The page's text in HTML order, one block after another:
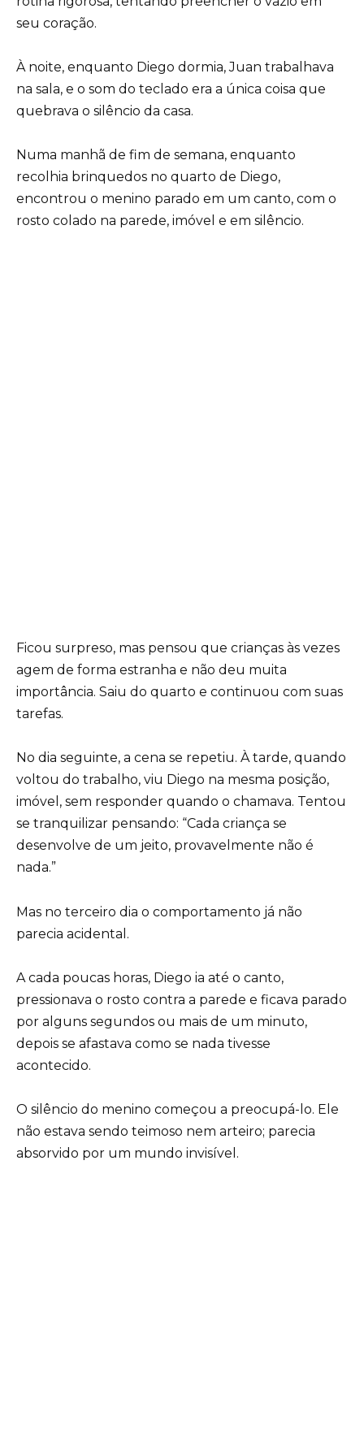
seu coração.
À noite, enquanto Diego dormia, Juan trabalhava
na sala, e o som do teclado era a única coisa que
quebrava o silêncio da casa.
Numa manhã de fim de semana, enquanto
recolhia brinquedos no quarto de Diego,
encontrou o menino parado em um canto, com o
rosto colado na parede, imóvel e em silêncio.
Ficou surpreso, mas pensou que crianças às vezes
agem de forma estranha e não deu muita
importância. Saiu do quarto e continuou com suas
tarefas.
No dia seguinte, a cena se repetiu. À tarde, quando
voltou do trabalho, viu Diego na mesma posição,
imóvel, sem responder quando o chamava. Tentou
se tranquilizar pensando: “Cada criança se
desenvolve de um jeito, provavelmente não é
nada.”
Mas no terceiro dia o comportamento já não
parecia acidental.
A cada poucas horas, Diego ia até o canto,
pressionava o rosto contra a parede e ficava parado
por alguns segundos ou mais de um minuto,
depois se afastava como se nada tivesse
acontecido.
O silêncio do menino começou a preocupá-lo. Ele
não estava sendo teimoso nem arteiro; parecia
absorvido por um mundo invisível.